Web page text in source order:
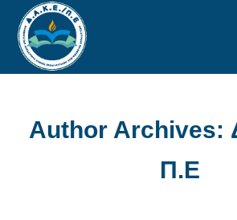
Author Archives:
Π.Ε